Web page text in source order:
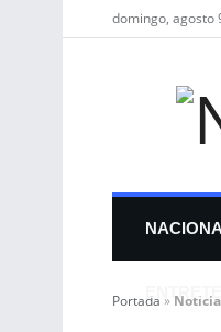
domingo, agosto
Portada »